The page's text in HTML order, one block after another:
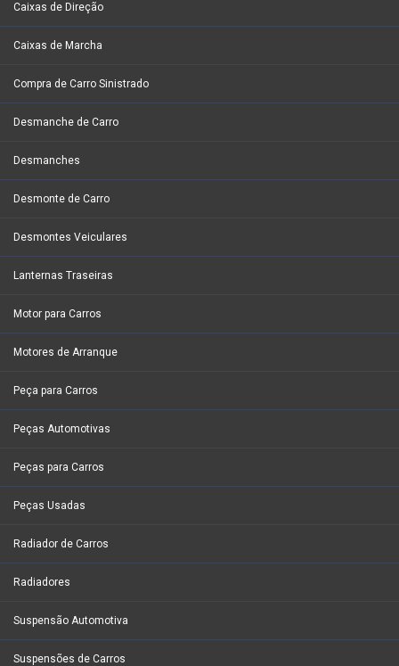
Caixas de Direção
Caixas de Marcha
Compra de Carro Sinistrado
Desmanche de Carro
Desmanches
Desmonte de Carro
Desmontes Veiculares
Lanternas Traseiras
Motor para Carros
Motores de Arranque
Peça para Carros
Peças Automotivas
Peças para Carros
Peças Usadas
Radiador de Carros
Radiadores
Suspensão Automotiva
Suspensões de Carros